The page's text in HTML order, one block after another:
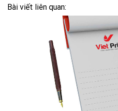
Bài viết liên quan: